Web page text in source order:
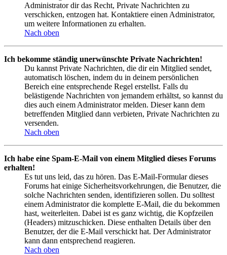
Administrator dir das Recht, Private Nachrichten zu
verschicken, entzogen hat. Kontaktiere einen Administrator,
um weitere Informationen zu erhalten.
Nach oben
Ich bekomme ständig unerwünschte Private Nachrichten!
Du kannst Private Nachrichten, die dir ein Mitglied sendet,
automatisch löschen, indem du in deinem persönlichen
Bereich eine entsprechende Regel erstellst. Falls du
belästigende Nachrichten von jemandem erhältst, so kannst du
dies auch einem Administrator melden. Dieser kann dem
betreffenden Mitglied dann verbieten, Private Nachrichten zu
versenden.
Nach oben
Ich habe eine Spam-E-Mail von einem Mitglied dieses Forums
erhalten!
Es tut uns leid, das zu hören. Das E-Mail-Formular dieses
Forums hat einige Sicherheitsvorkehrungen, die Benutzer, die
solche Nachrichten senden, identifizieren sollen. Du solltest
einem Administrator die komplette E-Mail, die du bekommen
hast, weiterleiten. Dabei ist es ganz wichtig, die Kopfzeilen
(Headers) mitzuschicken. Diese enthalten Details über den
Benutzer, der die E-Mail verschickt hat. Der Administrator
kann dann entsprechend reagieren.
Nach oben